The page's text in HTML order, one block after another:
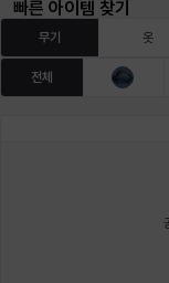
아야 아이솔
빠른 아이템 찾기
무기 옷
전체